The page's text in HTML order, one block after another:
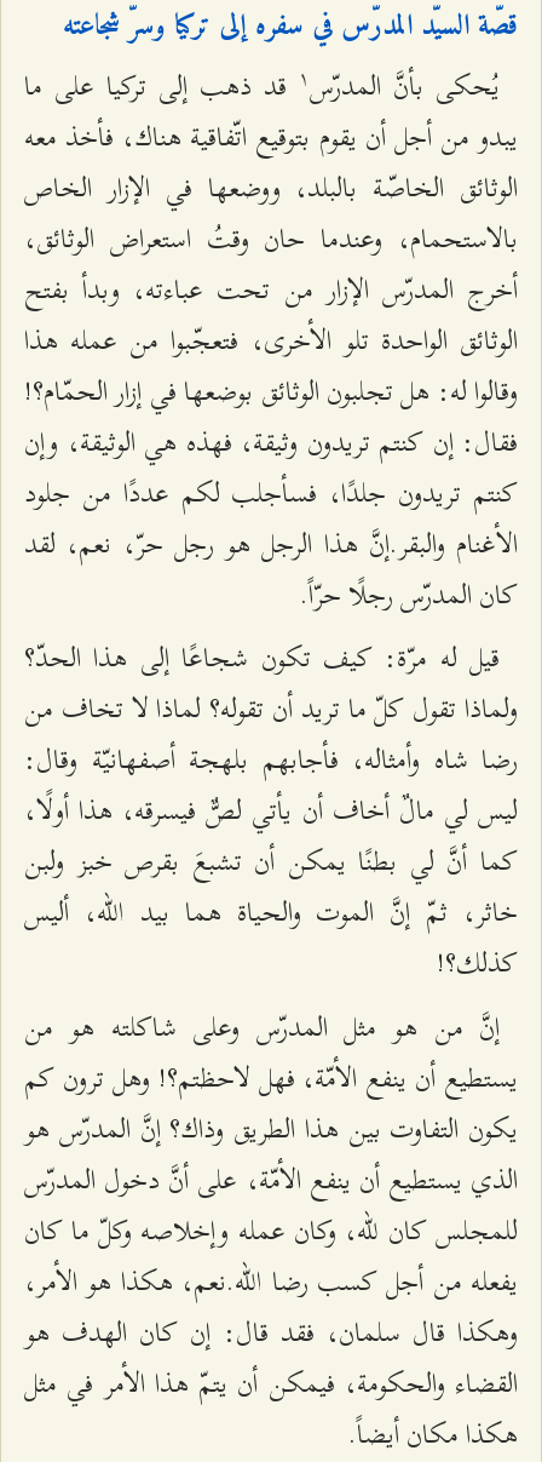
قصّة السيّد المدرّس في سفره إلى تركيا وسرّ شجاعته
يُحكى بأنَّ المدرّس۱ قد ذهب إلى تركيا على ما
يبدو من أجل أن يقوم بتوقيع اتّفاقية هناك، فأخذ معه
الوثائق الخاصّة بالبلد، ووضعها في الإزار الخاص
بالاستحمام، وعندما حان وقتُ استعراض الوثائق،
أخرج المدرّس الإزار من تحت عباءته، وبدأ بفتح
الوثائق الواحدة تلو الأخرى، فتعجّبوا من عمله هذا
وقالوا له: هل تجلبون الوثائق بوضعها في إزار الحمّام؟!
فقال: إن كنتم تريدون وثيقة، فهذه هي الوثيقة، وإن
كنتم تريدون جلدًا، فسأجلب لكم عددًا من جلود
الأغنام والبقر.إنَّ هذا الرجل هو رجل حرّ، نعم، لقد
كان المدرّس رجلًا حرّاً.
قيل له مرّة: كيف تكون شجاعًا إلى هذا الحدّ؟
ولماذا تقول كلّ ما تريد أن تقوله؟ لماذا لا تخاف من
رضا شاه وأمثاله، فأجابهم بلهجة أصفهانيّة وقال:
ليس لي مالٌ أخاف أن يأتي لصٌّ فيسرقه، هذا أولًا،
كما أنَّ لي بطنًا يمكن أن تشبعَ بقرص خبز ولبن
خاثر، ثمّ إنَّ الموت والحياة هما بيد الله، أليس
كذلك؟!
إنَّ من هو مثل المدرّس وعلى شاكلته هو من
يستطيع أن ينفع الأمّة، فهل لاحظتم؟! وهل ترون كم
يكون التفاوت بين هذا الطريق وذاك؟ إنَّ المدرّس هو
الذي يستطيع أن ينفع الأمّة، على أنَّ دخول المدرّس
للمجلس كان للّه، وكان عمله وإخلاصه وكلّ ما كان
يفعله من أجل كسب رضا الله.نعم، هكذا هو الأمر،
وهكذا قال سلمان، فقد قال: إن كان الهدف هو
القضاء والحكومة، فيمكن أن يتمّ هذا الأمر في مثل
هكذا مكان أيضاً.